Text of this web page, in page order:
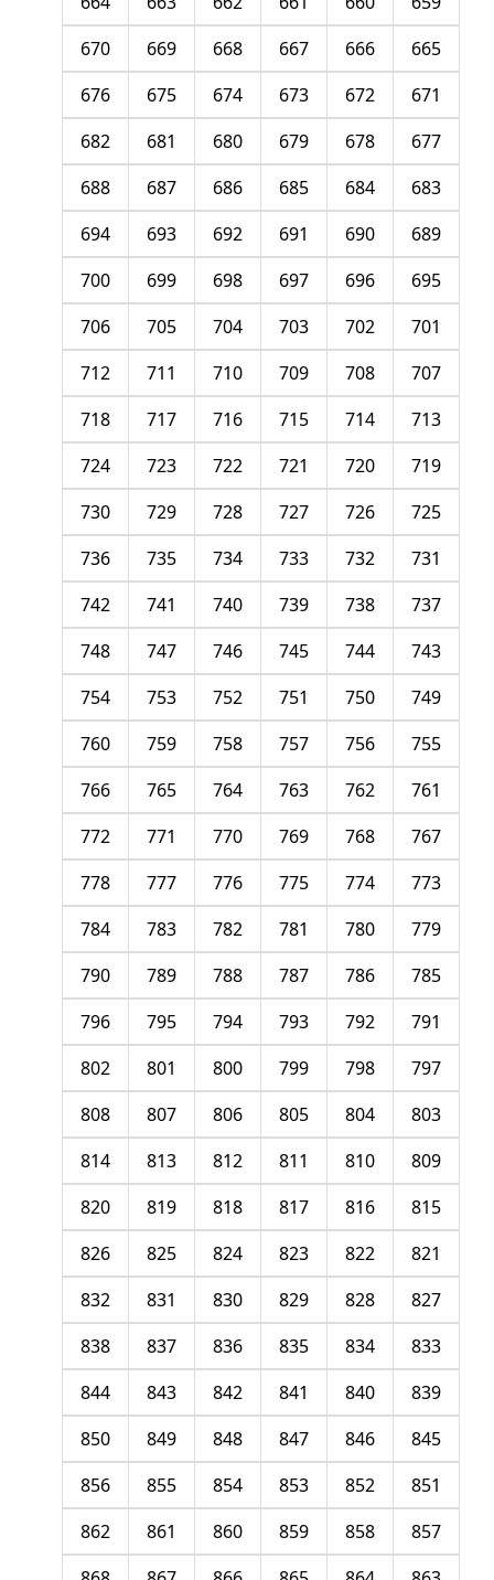
665
666
667
668
669
670
671
672
673
674
675
676
677
678
679
680
681
682
683
684
685
686
687
688
689
690
691
692
693
694
695
696
697
698
699
700
701
702
703
704
705
706
707
708
709
710
711
712
713
714
715
716
717
718
719
720
721
722
723
724
725
726
727
728
729
730
731
732
733
734
735
736
737
738
739
740
741
742
743
744
745
746
747
748
749
750
751
752
753
754
755
756
757
758
759
760
761
762
763
764
765
766
767
768
769
770
771
772
773
774
775
776
777
778
779
780
781
782
783
784
785
786
787
788
789
790
791
792
793
794
795
796
797
798
799
800
801
802
803
804
805
806
807
808
809
810
811
812
813
814
815
816
817
818
819
820
821
822
823
824
825
826
827
828
829
830
831
832
833
834
835
836
837
838
839
840
841
842
843
844
845
846
847
848
849
850
851
852
853
854
855
856
857
858
859
860
861
862